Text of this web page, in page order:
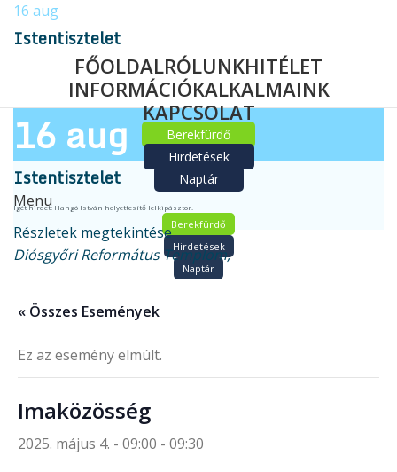
16 aug
Istentisztelet
FŐOLDALRÓLUNKHITÉLET
INFORMÁCIÓKALKALMAINK
KAPCSOLAT
Berekfürdő
Hirdetések
Naptár
Menu
Berekfürdő
Hirdetések
Naptár
16 aug
Istentisztelet
Igét hirdet: Hangó István helyettesítő lelkipásztor.
Részletek megtekintése
Diósgyőri Református Templom,
« Összes Események
Ez az esemény elmúlt.
Imaközösség
2025. május 4. - 09:00 - 09:30